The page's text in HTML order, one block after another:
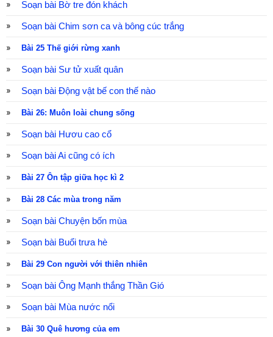
Soạn bài Bờ tre đón khách
Soạn bài Chim sơn ca và bông cúc trắng
Bài 25 Thế giới rừng xanh
Soạn bài Sư tử xuất quân
Soạn bài Động vật bế con thế nào
Bài 26: Muôn loài chung sống
Soạn bài Hươu cao cổ
Soạn bài Ai cũng có ích
Bài 27 Ôn tập giữa học kì 2
Bài 28 Các mùa trong năm
Soạn bài Chuyện bốn mùa
Soạn bài Buổi trưa hè
Bài 29 Con người với thiên nhiên
Soạn bài Ông Mạnh thắng Thần Gió
Soạn bài Mùa nước nổi
Bài 30 Quê hương của em